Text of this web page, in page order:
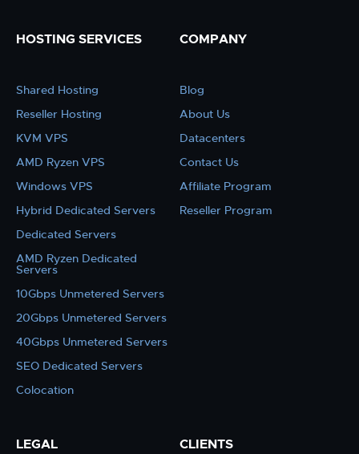
HOSTING SERVICES
Shared Hosting
Reseller Hosting
KVM VPS
AMD Ryzen VPS
Windows VPS
Hybrid Dedicated Servers
Dedicated Servers
AMD Ryzen Dedicated
Servers
10Gbps Unmetered Servers
20Gbps Unmetered Servers
40Gbps Unmetered Servers
SEO Dedicated Servers
Colocation
COMPANY
Blog
About Us
Datacenters
Contact Us
Affiliate Program
Reseller Program
LEGAL CLIENTS